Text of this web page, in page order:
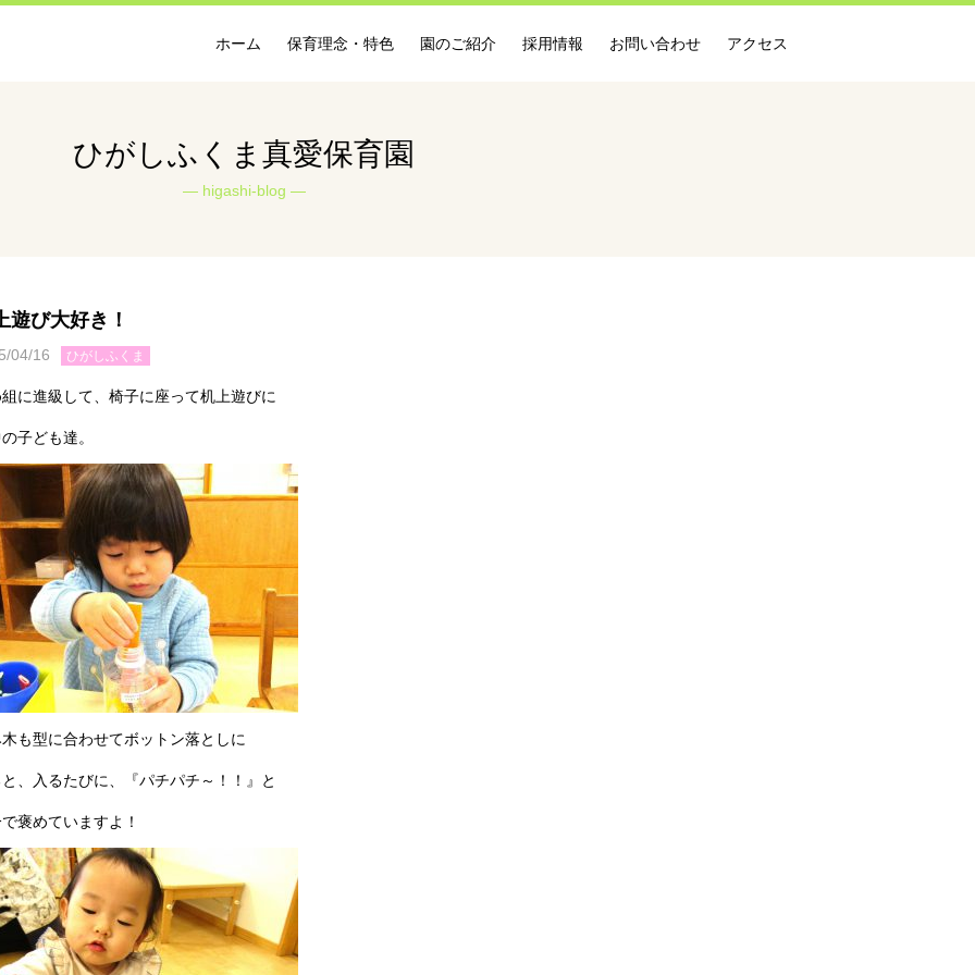
ホーム 保育理念・特色 園のご紹介 採用情報 お問い合わせ アクセス
ひがしふくま真愛保育園
higashi-blog
遊び大好き！
04/16 ひがしふくま
に進級して、椅子に座って机上遊びに
子ども達。
も型に合わせてボットン落としに
、入るたびに、『パチパチ～！！』と
褒めていますよ！